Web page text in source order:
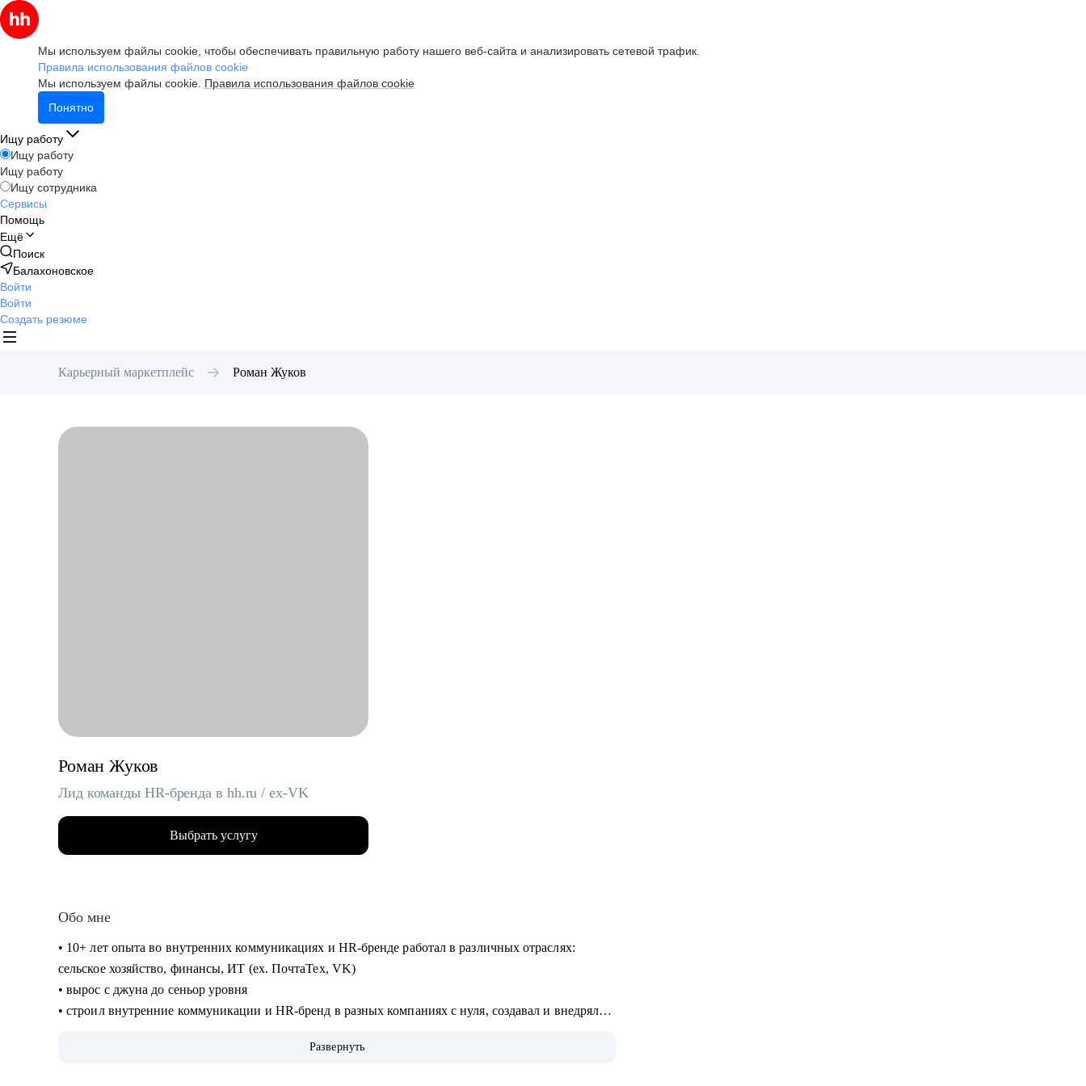
Мы используем файлы cookie, чтобы обеспечивать правильную работу нашего веб-сайта и анализировать сетевой трафик.
Правила использования файлов cookie
Мы используем файлы cookie. Правила использования файлов cookie
Понятно
Ищу работу
Ищу работу
Ищу работу
Ищу сотрудника
Сервисы
Помощь
Ещё
Поиск
Балахоновское
Войти
Войти
Создать резюме
Карьерный маркетплейс Роман Жуков
Роман Жуков
Лид команды HR-бренда в hh.ru / ex-VK
Выбрать услугу
Обо мне
• 10+ лет опыта во внутренних коммуникациях и HR-бренде работал в различных отраслях:
сельское хозяйство, финансы, ИТ (ех. ПочтаТех, VK)
• вырос с джуна до сеньор уровня
• строил внутренние коммуникации и HR-бренд в разных компаниях с нуля, создавал и внедрял
• организовывал различные мероприятия от 10 до 1000 человек для внешних и внутренних
Развернуть